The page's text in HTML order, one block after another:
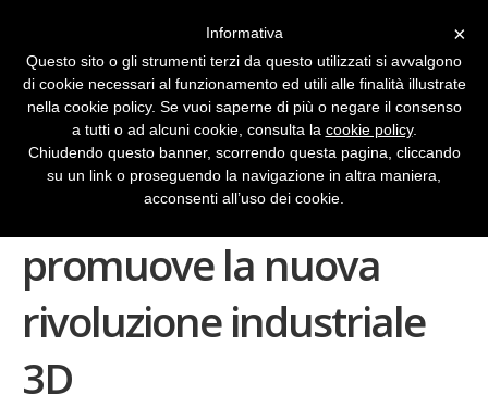
Barack Obama
promuove la nuova
rivoluzione industriale
3D
×
Informativa
Questo sito o gli strumenti terzi da questo utilizzati si avvalgono
di cookie necessari al funzionamento ed utili alle finalità illustrate
nella cookie policy. Se vuoi saperne di più o negare il consenso
a tutti o ad alcuni cookie, consulta la cookie policy.
Chiudendo questo banner, scorrendo questa pagina, cliccando
su un link o proseguendo la navigazione in altra maniera,
acconsenti all’uso dei cookie.